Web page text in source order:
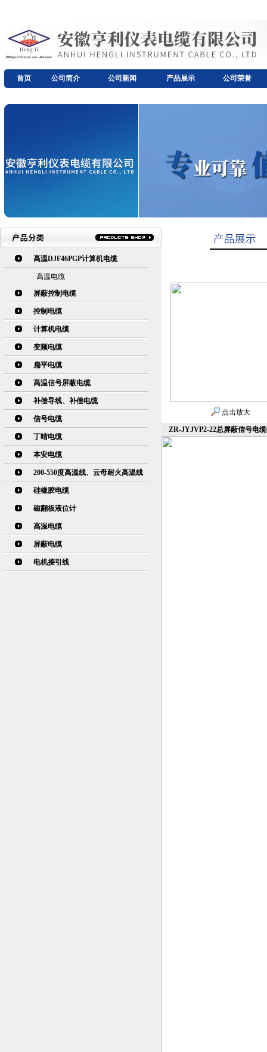
首页 公司简介 公司新闻 产品展示 公司荣誉
高温DJF46PGP计算机电缆
高温电缆
屏蔽控制电缆
控制电缆
计算机电缆
变频电缆
扁平电缆
高温信号屏蔽电缆
补偿导线、补偿电缆
信号电缆
丁晴电缆
本安电缆
200-550度高温线、云母耐火高温线
硅橡胶电缆
磁翻板液位计
高温电缆
屏蔽电缆
电机接引线
点击放大
ZR-JYJVP2-22总屏蔽信号电